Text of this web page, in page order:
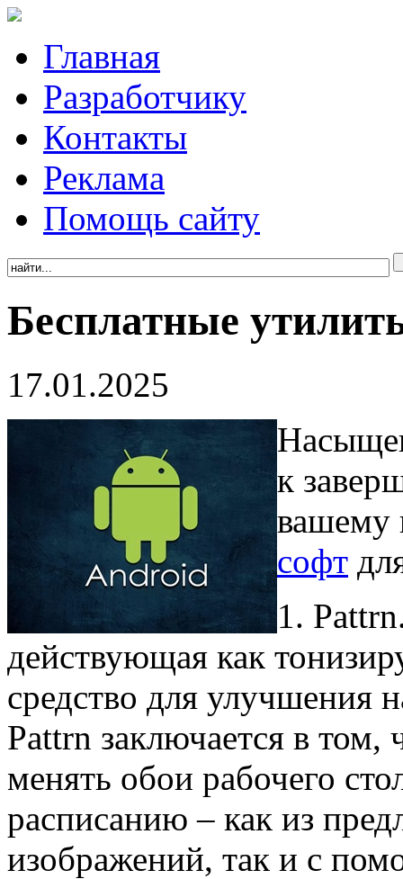
Главная
Разработчику
Контакты
Реклама
Помощь сайту
Бесплатные
17.01.2025
к
софт
1.
действующая как
средство для улучшения
Pattrn заключается в том,
менять обои рабочего
расписанию – как из
изображений, так и с